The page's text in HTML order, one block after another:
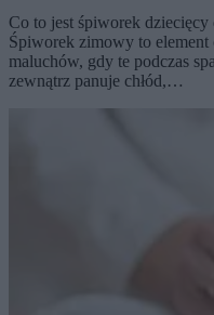
Co to jest śpiworek
Śpiworek zimowy to element
maluchów, gdy te podczas
zewnątrz panuje chłód,…